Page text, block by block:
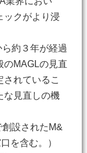
ックがより浸
約３年が経過
のMAGLの見直
されているこ
な見直しの機
設されたM&
を含む。）